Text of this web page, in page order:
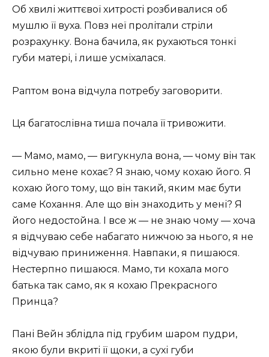
Об хвилі життєвої хитрості розбивалися об
мушлю її вуха. Повз неї пролітали стріли
розрахунку. Вона бачила, як рухаються тонкі
губи матері, і лише усміхалася.
Раптом вона відчула потребу заговорити.
Ця багатослівна тиша почала її тривожити.
— Мамо, мамо, — вигукнула вона, — чому він так
сильно мене кохає? Я знаю, чому кохаю його. Я
кохаю його тому, що він такий, яким має бути
саме Кохання. Але що він знаходить у мені? Я
його недостойна. І все ж — не знаю чому — хоча
я відчуваю себе набагато нижчою за нього, я не
відчуваю приниження. Навпаки, я пишаюся.
Нестерпно пишаюся. Мамо, ти кохала мого
батька так само, як я кохаю Прекрасного
Принца?
Пані Вейн зблідла під грубим шаром пудри,
якою були вкриті її щоки, а сухі губи